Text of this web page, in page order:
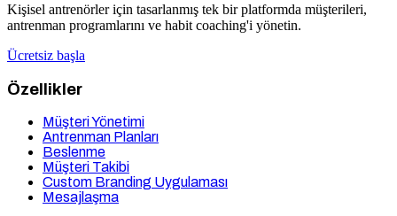
Kişisel antrenörler için tasarlanmış tek bir platformda müşterileri,
antrenman programlarını ve habit coaching'i yönetin.
Ücretsiz başla
Özellikler
Müşteri Yönetimi
Antrenman Planları
Beslenme
Müşteri Takibi
Custom Branding Uygulaması
Mesajlaşma